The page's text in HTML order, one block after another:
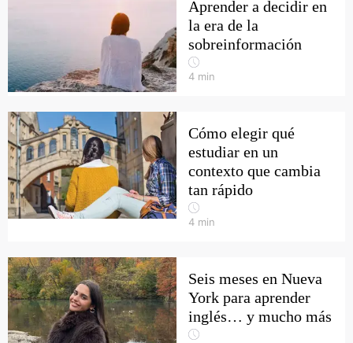
Aprender a decidir en
la era de la
sobreinformación
4 min
Cómo elegir qué
estudiar en un
contexto que cambia
tan rápido
4 min
Seis meses en Nueva
York para aprender
inglés… y mucho más